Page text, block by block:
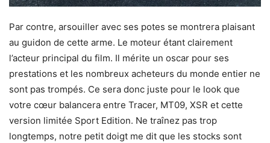
Par contre, arsouiller avec ses potes se montrera plaisant
au guidon de cette arme. Le moteur étant clairement
l’acteur principal du film. Il mérite un oscar pour ses
prestations et les nombreux acheteurs du monde entier ne
sont pas trompés. Ce sera donc juste pour le look que
votre cœur balancera entre Tracer, MT09, XSR et cette
version limitée Sport Edition. Ne traînez pas trop
longtemps, notre petit doigt me dit que les stocks sont